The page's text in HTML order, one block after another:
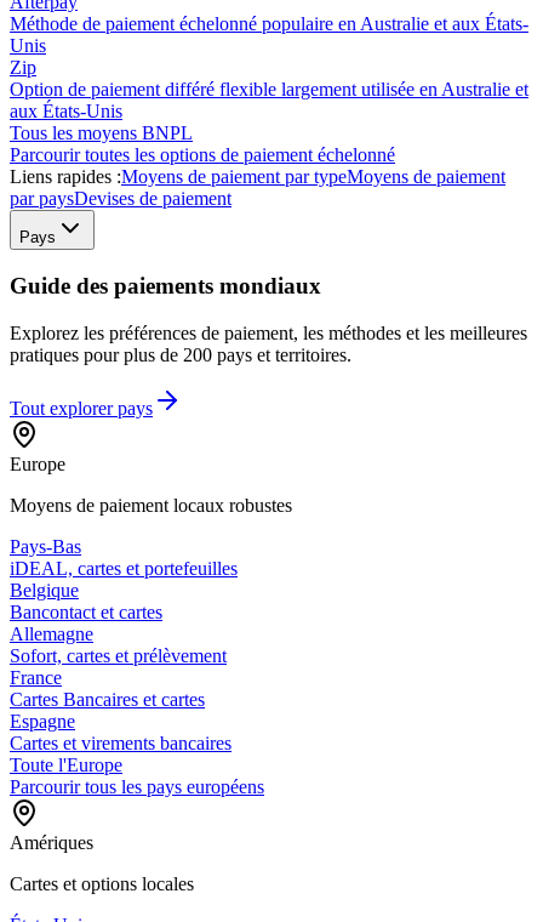
Méthode de paiement échelonné populaire en Australie et aux États-
Unis
Zip
Option de paiement différé flexible largement utilisée en Australie et
aux États-Unis
Tous les moyens BNPL
Parcourir toutes les options de paiement échelonné
Liens rapides :Moyens de paiement par typeMoyens de paiement
par paysDevises de paiement
Pays
Guide des paiements mondiaux
Explorez les préférences de paiement, les méthodes et les meilleures
pratiques pour plus de 200 pays et territoires.
Tout explorer pays
Europe
Moyens de paiement locaux robustes
Pays-Bas
iDEAL, cartes et portefeuilles
Belgique
Bancontact et cartes
Allemagne
Sofort, cartes et prélèvement
France
Cartes Bancaires et cartes
Espagne
Cartes et virements bancaires
Toute l'Europe
Parcourir tous les pays européens
Amériques
Cartes et options locales